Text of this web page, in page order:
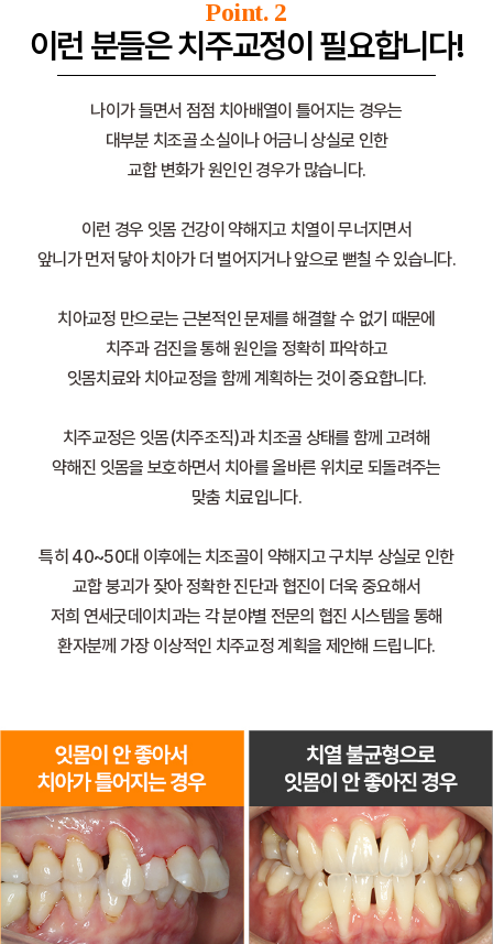
Point. 2
이런 분들은 치주교정이 필요합니다!
나이가 들면서 점점 치아배열이 틀어지는 경우는
대부분 치조골 소실이나 어금니 상실로 인한
교합 변화가 원인인 경우가 많습니다.
이런 경우 잇몸 건강이 약해지고 치열이 무너지면서
앞니가 먼저 닿아 치아가 더 벌어지거나 앞으로 뻗칠 수 있습니다.
치아교정 만으로는 근본적인 문제를 해결할 수 없기 때문에
치주과 검진을 통해 원인을 정확히 파악하고
잇몸치료와 치아교정을 함께 계획하는 것이 중요합니다.
치주교정은 잇몸(치주조직)과 치조골 상태를 함께 고려해
약해진 잇몸을 보호하면서 치아를 올바른 위치로 되돌려주는
맞춤 치료입니다.
특히 40~50대 이후에는 치조골이 약해지고 구치부 상실로 인한
교합 붕괴가 잦아 정확한 진단과 협진이 더욱 중요해서
저희 연세굿데이치과는 각 분야별 전문의 협진 시스템을 통해
환자분께 가장 이상적인 치주교정 계획을 제안해 드립니다.